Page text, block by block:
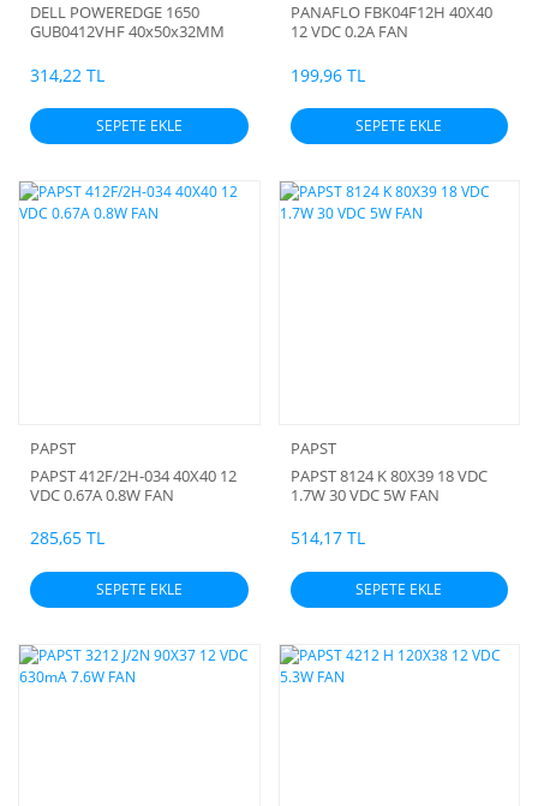
DELL POWEREDGE 1650
GUB0412VHF 40x50x32MM
FAN
314,22 TL
SEPETE EKLE
PANAFLO FBK04F12H 40X40
12 VDC 0.2A FAN
199,96 TL
SEPETE EKLE
PAPST
PAPST 412F/2H-034 40X40 12
VDC 0.67A 0.8W FAN
285,65 TL
SEPETE EKLE
PAPST
PAPST 8124 K 80X39 18 VDC
1.7W 30 VDC 5W FAN
514,17 TL
SEPETE EKLE